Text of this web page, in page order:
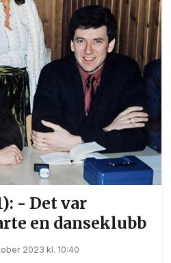
vil få oppl...
- Det var
en danseklubb
2023 kl. 10:40